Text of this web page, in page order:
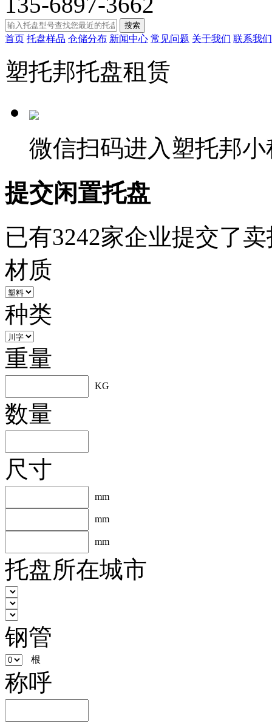
搜索
首页 托盘样品 仓储分布 新闻中心 常见问题 关于我们 联系我们
塑托邦托盘租赁
微信扫码进入塑托邦小
提交闲置托盘
已有3242家企业提交了
材质
种类
重量
KG
数量
尺寸
mm
mm
mm
托盘所在城市
钢管
根
称呼